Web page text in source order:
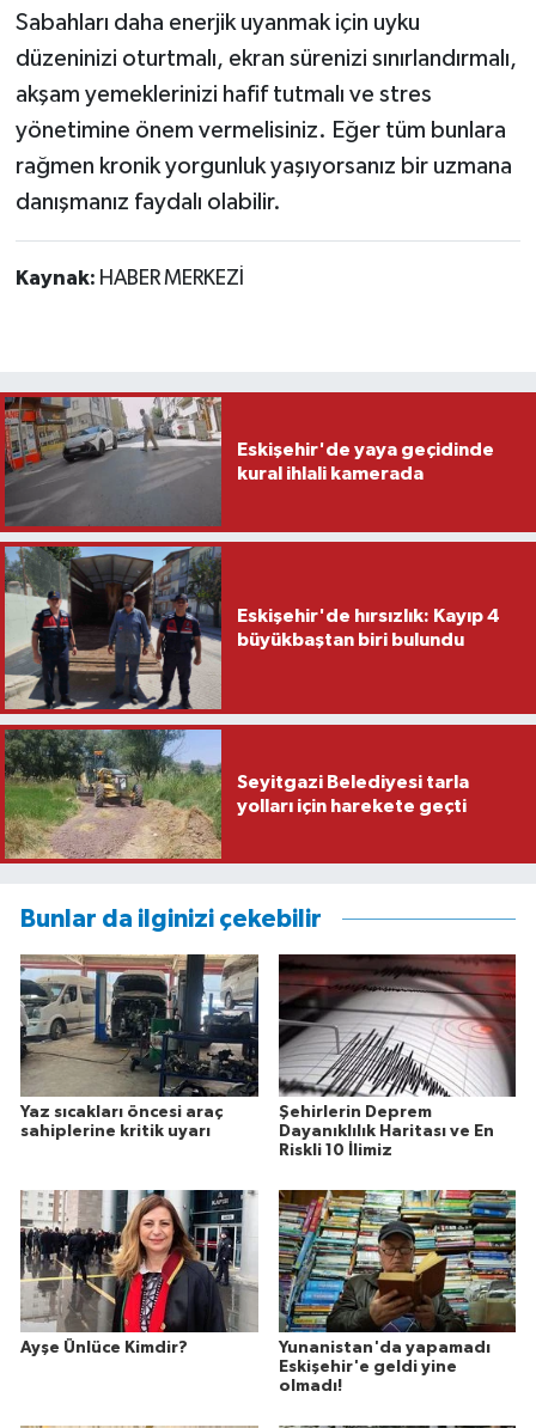
Sabahları daha enerjik uyanmak için uyku
düzeninizi oturtmalı, ekran sürenizi sınırlandırmalı,
akşam yemeklerinizi hafif tutmalı ve stres
yönetimine önem vermelisiniz. Eğer tüm bunlara
rağmen kronik yorgunluk yaşıyorsanız bir uzmana
danışmanız faydalı olabilir.
Kaynak: HABER MERKEZİ
Eskişehir'de yaya geçidinde
kural ihlali kamerada
Eskişehir'de hırsızlık: Kayıp 4
büyükbaştan biri bulundu
Seyitgazi Belediyesi tarla
yolları için harekete geçti
Bunlar da ilginizi çekebilir
Yaz sıcakları öncesi araç
sahiplerine kritik uyarı
Şehirlerin Deprem
Dayanıklılık Haritası ve En
Riskli 10 İlimiz
Ayşe Ünlüce Kimdir?
Yunanistan'da yapamadı
Eskişehir'e geldi yine
olmadı!